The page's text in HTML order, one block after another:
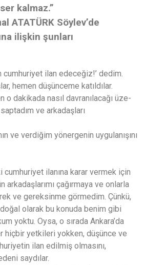
kalmaz.”
ATATÜRK Söylev’de
ilişkin şunları
cumhuriyet ilan edeceğiz!’ dedim.
hemen düşünceme katıldılar.
o dakikada nasıl davranılacağı üze-
ve arkadaşları
ve verdiğim yönergenin uygulanışını
cumhuriyet ilanına karar vermek için
arkadaşlarımı çağırmaya ve onlarla
ve gereksinme görmedim. Çünkü,
olarak bu konuda benim gibi
yoktu. Oysa, o sırada Ankara’da
hiçbir yetkileri yokken, düşünce ve
ilan edilmiş olmasını,
saydılar.